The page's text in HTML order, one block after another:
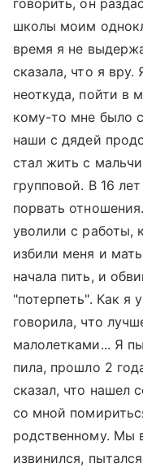
говорить, он
школы моим
время я не
сказала, что я
неоткуда, пойти в
кому-то мне было
наши с дядей
стал жить с
групповой. В 16
порвать
уволили с работы,
избили меня и
начала пить, и
"потерпеть". Как я
говорила, что
малолетками... Я
пила, прошло 2
сказал, что нашел
со мной
родственному. Мы
извинился,